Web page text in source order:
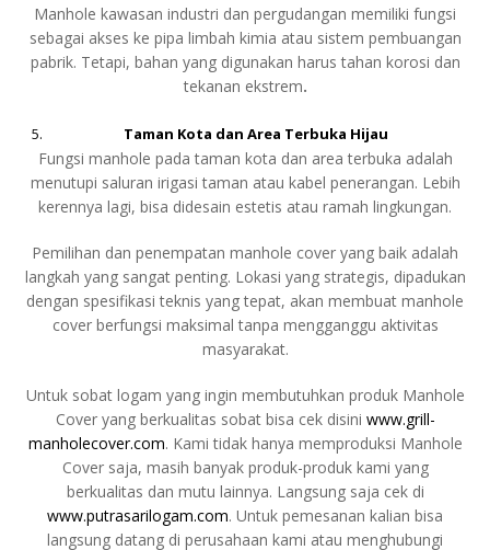
Manhole kawasan industri dan pergudangan memiliki fungsi
sebagai akses ke pipa limbah kimia atau sistem pembuangan
pabrik. Tetapi, bahan yang digunakan harus tahan korosi dan
tekanan ekstrem.
Taman Kota dan Area Terbuka Hijau
Fungsi manhole pada taman kota dan area terbuka adalah
menutupi saluran irigasi taman atau kabel penerangan. Lebih
kerennya lagi, bisa didesain estetis atau ramah lingkungan.
Pemilihan dan penempatan manhole cover yang baik adalah
langkah yang sangat penting. Lokasi yang strategis, dipadukan
dengan spesifikasi teknis yang tepat, akan membuat manhole
cover berfungsi maksimal tanpa mengganggu aktivitas
masyarakat.
Untuk sobat logam yang ingin membutuhkan produk Manhole
Cover yang berkualitas sobat bisa cek disini www.grill-
manholecover.com. Kami tidak hanya memproduksi Manhole
Cover saja, masih banyak produk-produk kami yang
berkualitas dan mutu lainnya. Langsung saja cek di
www.putrasarilogam.com. Untuk pemesanan kalian bisa
langsung datang di perusahaan kami atau menghubungi